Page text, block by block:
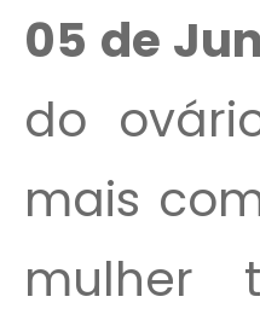
05 de
do
mais
mulher